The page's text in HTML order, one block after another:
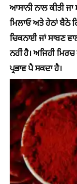
ਆਸਾਨੀ ਨਾਲ ਕੀਤੀ
ਮਿਲਾਓ ਅਤੇ ਹੇਠਾਂ ਬੈਠੇ
ਚਿਕਨਾਈ ਜਾਂ ਸਾਬਣ
ਨਹੀਂ ਹੈ। ਅਜਿਹੀ
ਪ੍ਰਭਾਵ ਪੈ ਸਕਦਾ ਹੈ।